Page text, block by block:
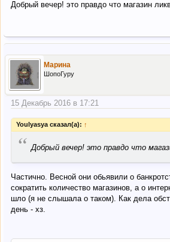
Добрый вечер! это правдо что магазин
Марина
ШопоГуру
15 Декабрь 2016 в 17:21
Youlyasya сказал(а): ↑
“ Добрый вечер! это правдо что
Частично. Весной они обьявили о
сократить количество магазинов, а о
шло (я не слышала о таком). Как дела
день - хз.